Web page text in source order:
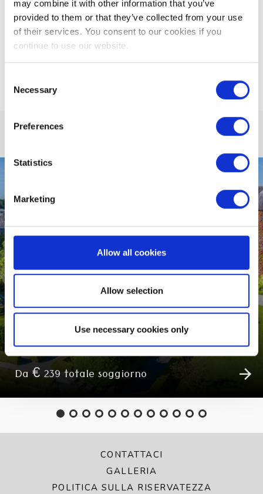
may combine it with other information that you’ve
provided to them or that they’ve collected from your use
of their services. You consent to our cookies if you
continue to use our website.
Selection
Necessary
Preferences
Statistics
Marketing
Allow all cookies
Allow selection
Use necessary cookies only
EDIZIONI PRECEDENTI
CITY BREAK D'AUTUNNO
Da € 239 totale soggiorno
CONTATTACI
GALLERIA
POLITICA SULLA RISERVATEZZA